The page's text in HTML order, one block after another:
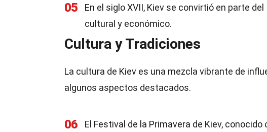
05
En el siglo XVII, Kiev se convirtió en parte
cultural y económico.
Cultura y Tradiciones
La cultura de Kiev es una mezcla vibrante de
algunos aspectos destacados.
06
El Festival de la Primavera de Kiev,